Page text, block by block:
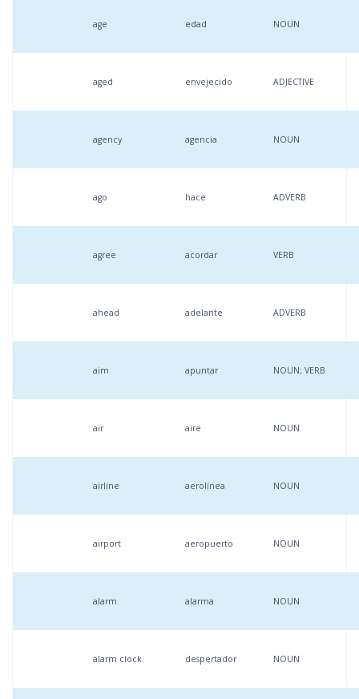
age edad NOUN
aged envejecido ADJECTIVE
agency agencia NOUN
ago hace ADVERB
agree acordar VERB
ahead adelante ADVERB
aim apuntar NOUN; VERB
air aire NOUN
airline aerolínea NOUN
airport aeropuerto NOUN
alarm alarma NOUN
alarm clock despertador NOUN